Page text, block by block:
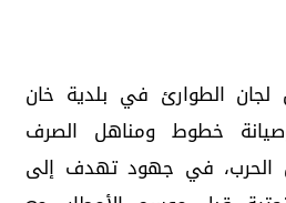
لجان الطوارئ في بلدية خان
خطوط ومناهل الصرف
الحرب، في جهود تهدف إلى